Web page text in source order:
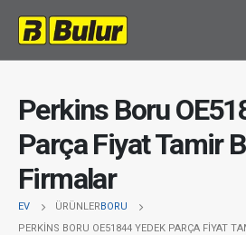
Perkins Boru
Parça Fiyat Tamir
Firmalar
EV ÜRÜNLERBORU
PERKINS BORU OE51844 YEDEK PARÇA FIYAT